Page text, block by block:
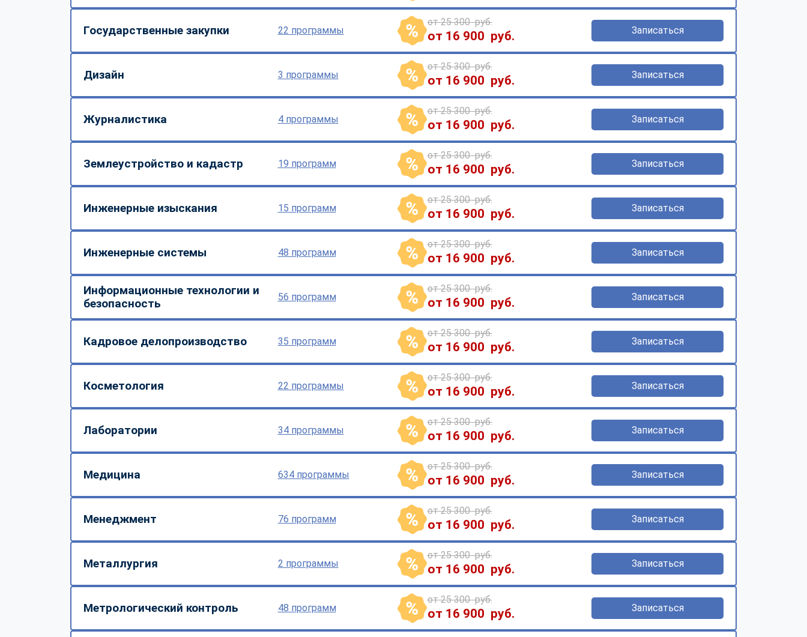
Государственные закупки 22 программы
от 25 300 руб.
от 16 900 руб. Записаться
Дизайн 3 программы
от 25 300 руб.
от 16 900 руб. Записаться
Журналистика 4 программы
от 25 300 руб.
от 16 900 руб. Записаться
Землеустройство и кадастр 19 программ
от 25 300 руб.
от 16 900 руб. Записаться
Инженерные изыскания 15 программ
от 25 300 руб.
от 16 900 руб. Записаться
Инженерные системы 48 программ
от 25 300 руб.
от 16 900 руб. Записаться
Информационные технологии и
безопасность
56 программ
от 25 300 руб.
от 16 900 руб. Записаться
Кадровое делопроизводство 35 программ
от 25 300 руб.
от 16 900 руб. Записаться
Косметология 22 программы
от 25 300 руб.
от 16 900 руб. Записаться
Лаборатории 34 программы
от 25 300 руб.
от 16 900 руб. Записаться
Медицина 634 программы
от 25 300 руб.
от 16 900 руб. Записаться
Менеджмент 76 программ
от 25 300 руб.
от 16 900 руб. Записаться
Металлургия 2 программы
от 25 300 руб.
от 16 900 руб. Записаться
Метрологический контроль 48 программ
от 25 300 руб.
от 16 900 руб. Записаться